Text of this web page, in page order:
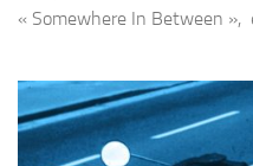
« Somewhere In Between »,